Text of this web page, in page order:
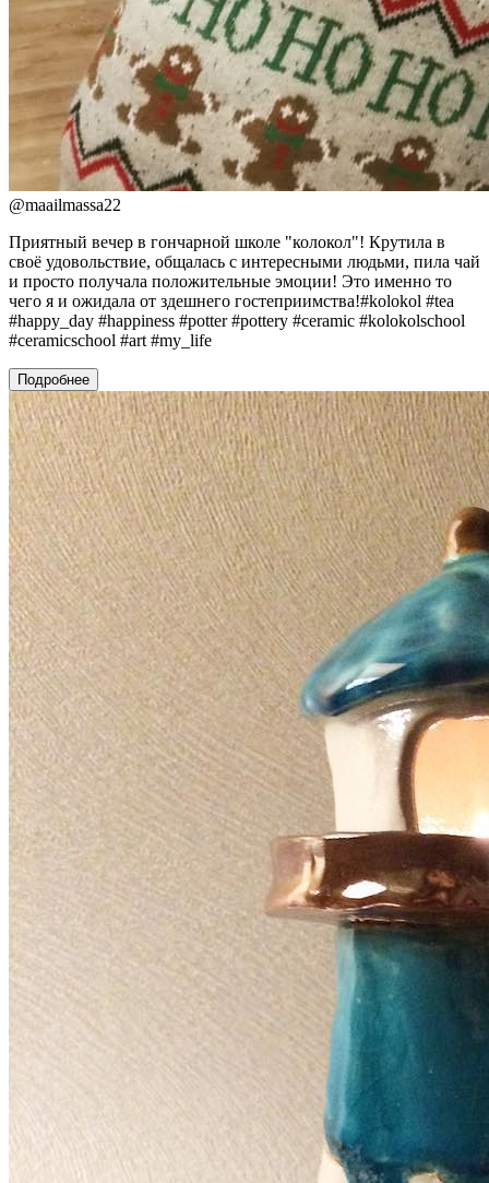
@maailmassa22
Приятный вечер в гончарной школе "колокол"! Крутила в
своё удовольствие, общалась с интересными людьми, пила чай
и просто получала положительные эмоции! Это именно то
чего я и ожидала от здешнего гостеприимства!#kolokol #tea
#happy_day #happiness #potter #pottery #ceramic #kolokolschool
#ceramicschool #art #my_life
Подробнее